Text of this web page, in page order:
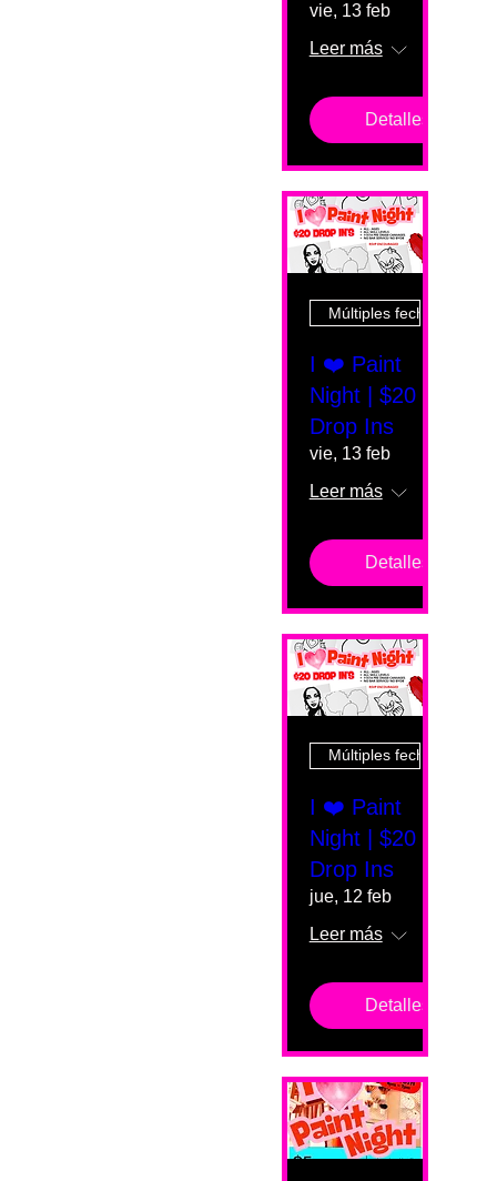
vie, 13 feb
Leer más
Detalles
Múltiples fechas
I ❤️ Paint
Night | $20
Drop Ins
vie, 13 feb
Leer más
Detalles
Múltiples fechas
I ❤️ Paint
Night | $20
Drop Ins
jue, 12 feb
Leer más
Detalles